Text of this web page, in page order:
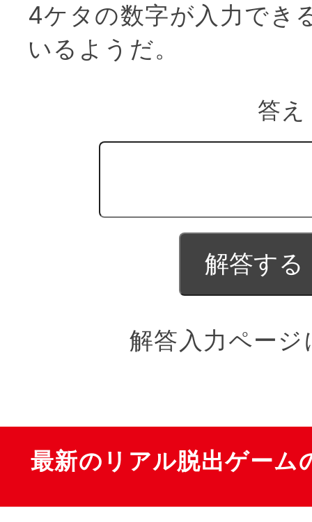
4ケタの数字が入力でき
いるようだ。
答
解答入力ページ
最新のリアル脱出ゲーム